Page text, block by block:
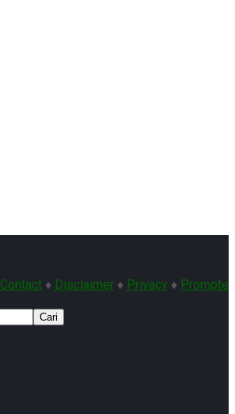
Contact ♦ Disclaimer ♦ Privacy ♦ Promote
Cari